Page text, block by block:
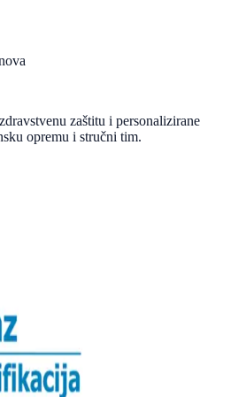
zaštitu i personalizirane
opremu i stručni tim.